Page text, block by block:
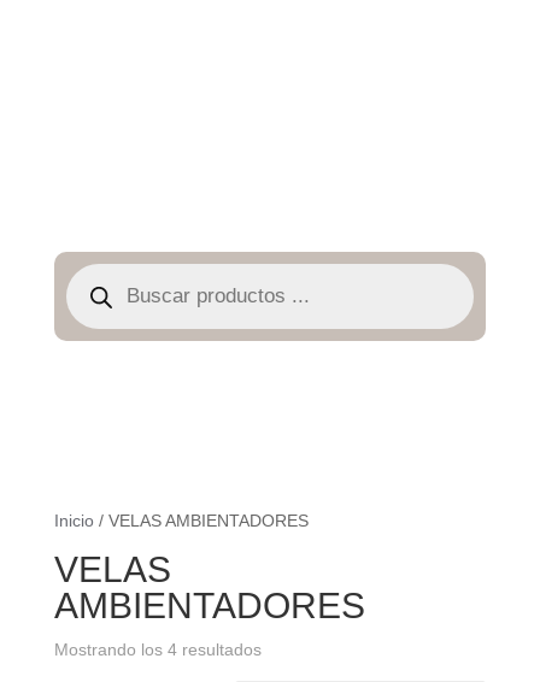
Búsqueda
de
productos
Inicio/ VELAS AMBIENTADORES
VELAS
AMBIENTADORES
Mostrando los 4 resultados